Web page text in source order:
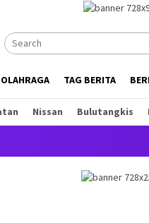
OLAHRAGA TAG BERITA
Nissan Bulutangkis